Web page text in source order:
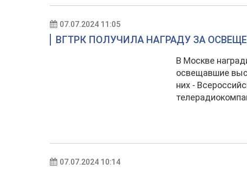
07.07.2024 11:05
ВГТРК ПОЛУЧИЛА НАГРАДУ ЗА
В Москве
освещавшие
них -
07.07.2024 10:14